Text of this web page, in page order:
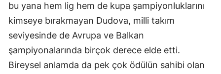
bu yana hem lig hem de kupa şampiyonluklarını
kimseye bırakmayan Dudova, milli takım
seviyesinde de Avrupa ve Balkan
şampiyonalarında birçok derece elde etti.
Bireysel anlamda da pek çok ödülün sahibi olan